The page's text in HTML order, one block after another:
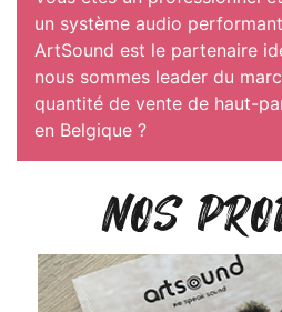
un système audio
ArtSound est le partenaire
nous sommes leader du
quantité de vente de haut-
en Belgique ?
NOS